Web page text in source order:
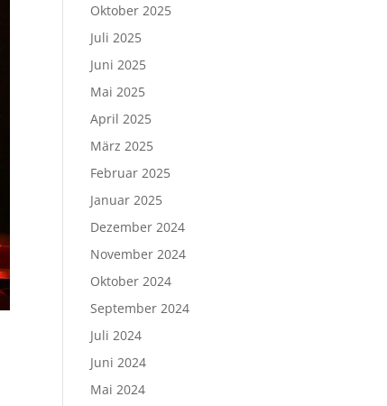
Oktober 2025
Juli 2025
Juni 2025
Mai 2025
April 2025
März 2025
Februar 2025
Januar 2025
Dezember 2024
November 2024
Oktober 2024
September 2024
Juli 2024
Juni 2024
Mai 2024